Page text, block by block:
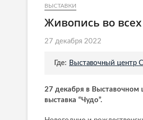
ВЫСТАВКИ
Живопись во
27 декабря 2022
Где: Выставочный центр
27 декабря в Выставочном
выставка “Чудо”.